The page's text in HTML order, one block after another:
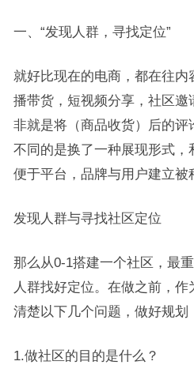
一、“发现人群，寻找定位”
就好比现在的电商，都在往
播带货，短视频分享，社区
非就是将（商品收货）后的
不同的是换了一种展现形式，
便于平台，品牌与用户建立被
发现人群与寻找社区定位
那么从0-1搭建一个社区，最
人群找好定位。在做之前，
清楚以下几个问题，做好规划
1.做社区的目的是什么？